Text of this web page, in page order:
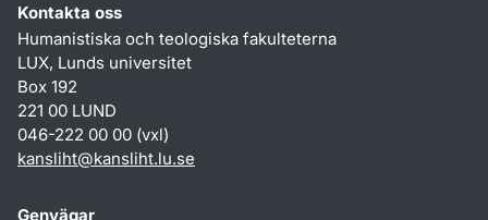
Kontakta oss
Humanistiska och teologiska fakulteterna
LUX, Lunds universitet
Box 192
221 00 LUND
046-222 00 00 (vxl)
kansliht@kansliht.lu.se
Genvägar